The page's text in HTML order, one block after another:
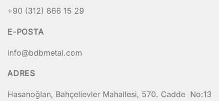
+90 (312) 866 15 29
E-POSTA
info@bdbmetal.com
ADRES
Hasanoğlan, Bahçelievler Mahallesi, 570. Cadde No:13